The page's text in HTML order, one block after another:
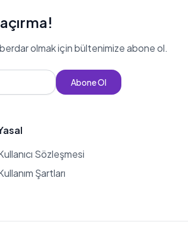
olmak için bültenimize abone ol.
Abone Ol
Sözleşmesi
Şartları